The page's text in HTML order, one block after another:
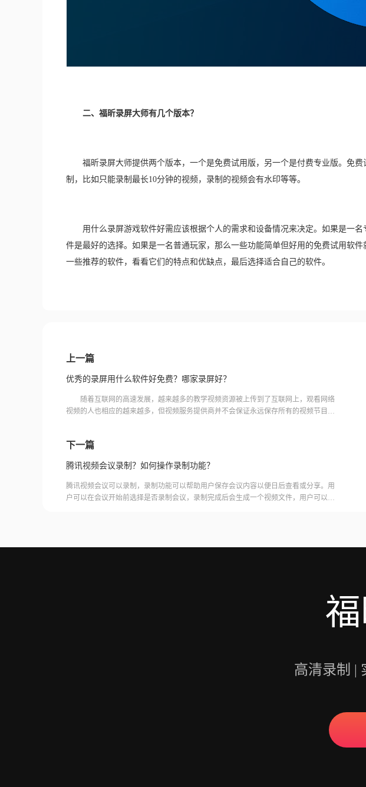
二、福昕录屏大师有几个版本？
福昕录屏大师提供两个版本，一个是免费试用版，另一个是付费专业版。免费
制，比如只能录制最长10分钟的视频，录制的视频会有水印等等。
用什么录屏游戏软件好需应该根据个人的需求和设备情况来决定。如果是一名
件是最好的选择。如果是一名普通玩家，那么一些功能简单但好用的免费试用软
一些推荐的软件，看看它们的特点和优缺点，最后选择适合自己的软件。
上一篇
优秀的录屏用什么软件好免费？哪家录屏好？
随着互联网的高速发展，越来越多的教学视频资源被上传到了互联网上，观看网络
视频的人也相应的越来越多，但视频服务提供商并不会保证永远保存所有的视频节目，
下一篇
腾讯视频会议录制？如何操作录制功能？
腾讯视频会议可以录制，录制功能可以帮助用户保存会议内容以便日后查看或分享。用
户可以在会议开始前选择是否录制会议，录制完成后会生成一个视频文件，用户可以在
高清录制 |